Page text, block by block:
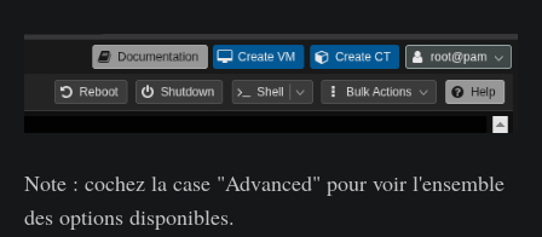
Note : cochez la case "Advanced" pour voir l'ensemble
des options disponibles.